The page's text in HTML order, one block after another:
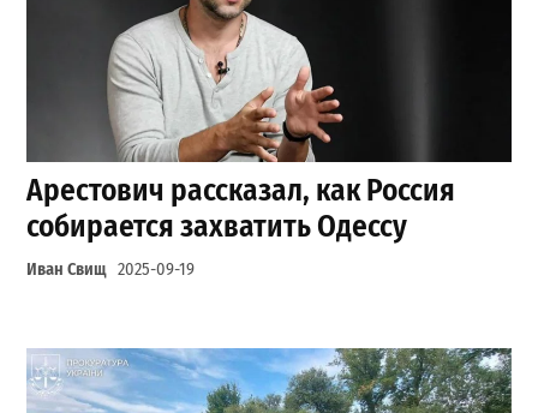
Арестович рассказал, как Россия
собирается захватить Одессу
Иван Свищ 2025-09-19